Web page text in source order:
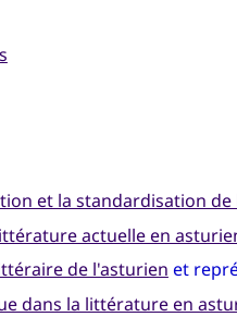
et la standardisation de
actuelle en
de l'asturien et
dans la littérature en